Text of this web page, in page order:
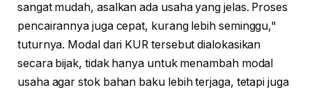
sangat mudah, asalkan ada usaha yang jelas. Proses
pencairannya juga cepat, kurang lebih seminggu,"
tuturnya. Modal dari KUR tersebut dialokasikan
secara bijak, tidak hanya untuk menambah modal
usaha agar stok bahan baku lebih terjaga, tetapi juga